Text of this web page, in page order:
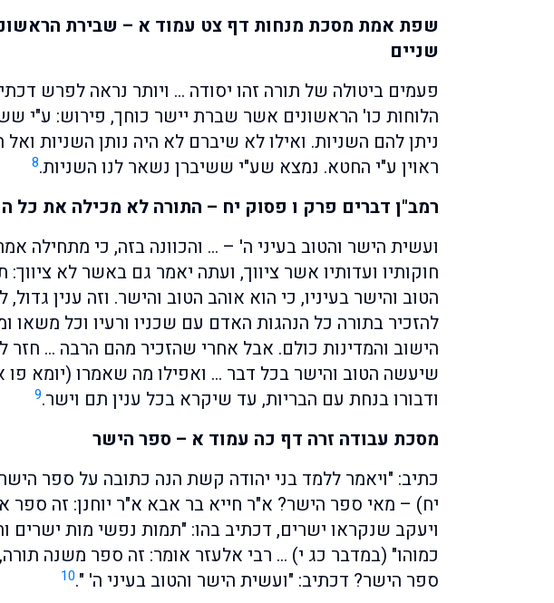
שפת אמת מסכת מנחות דף צט עמוד א – שבירת
שניים
פעמים ביטולה של תורה זהו יסודה … ויותר נראה לפרש
הלוחות כו' הראשונים אשר שברת יישר כוחך, פירוש: ע"י
ניתן להם השניות. ואילו לא שיברם לא היה נותן השניות
ראוין ע"י החטא. נמצא שע"י ששיברן נשאר לנו השניות.8
רמב"ן דברים פרק ו פסוק יח – התורה לא מכילה את כל
ועשית הישר והטוב בעיני ה' – … והכוונה בזה, כי מתחילה
חוקותיו ועדותיו אשר ציווך, ועתה יאמר גם באשר לא
הטוב והישר בעיניו, כי הוא אוהב הטוב והישר. וזה ענין
להזכיר בתורה כל הנהגות האדם עם שכניו ורעיו וכל משאו
הישוב והמדינות כולם. אבל אחרי שהזכיר מהם הרבה … חזר
שיעשה הטוב והישר בכל דבר … ואפילו מה שאמרו (יומא פו
ודבורו בנחת עם הבריות, עד שיקרא בכל ענין תם וישר.9
מסכת עבודה זרה דף כה עמוד א – ספר הישר
כתיב: "ויאמר ללמד בני יהודה קשת הנה כתובה על ספר
יח) – מאי ספר הישר? א"ר חייא בר אבא א"ר יוחנן: זה ספר
ויעקב שנקראו ישרים, דכתיב בהו: "תמות נפשי מות ישרים
כמוהו" (במדבר כג י) … רבי אלעזר אומר: זה ספר משנה
ספר הישר? דכתיב: "ועשית הישר והטוב בעיני ה' ".10